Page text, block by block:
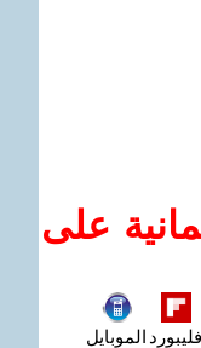
على
فليبورد الموبايل